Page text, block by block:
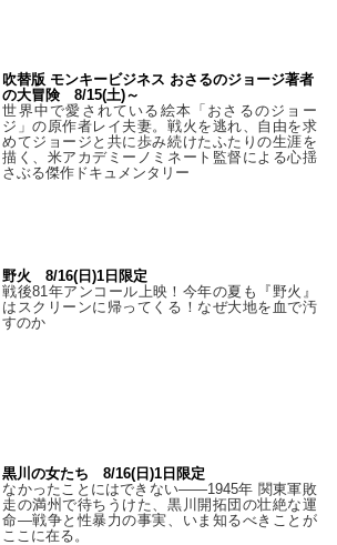
吹替版 モンキービジネス おさるのジョージ著者
の大冒険 8/15(土)～
世界中で愛されている絵本「おさるのジョー
ジ」の原作者レイ夫妻。戦火を逃れ、自由を求
めてジョージと共に歩み続けたふたりの生涯を
描く、米アカデミーノミネート監督による心揺
さぶる傑作ドキュメンタリー
野火 8/16(日)1日限定
戦後81年アンコール上映！今年の夏も『野火』
はスクリーンに帰ってくる！なぜ大地を血で汚
すのか
黒川の女たち 8/16(日)1日限定
なかったことにはできない——1945年 関東軍敗
走の満州で待ちうけた、黒川開拓団の壮絶な運
命―戦争と性暴力の事実、いま知るべきことが
ここに在る。